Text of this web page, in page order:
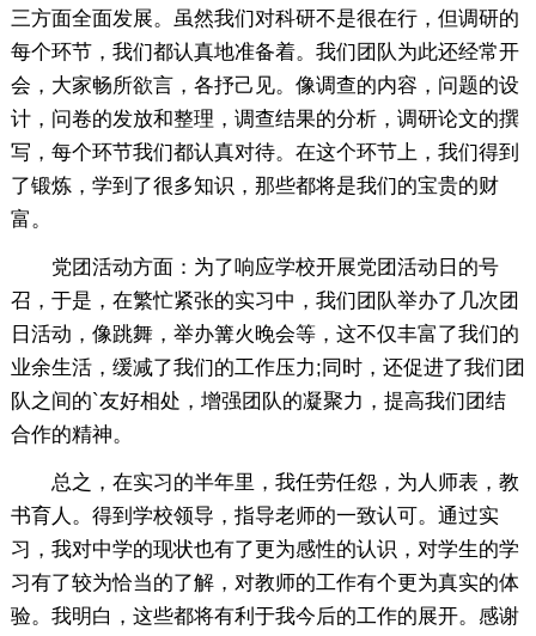
三方面全面发展。虽然我们对科研不是很在行，但调研的
每个环节，我们都认真地准备着。我们团队为此还经常开
会，大家畅所欲言，各抒己见。像调查的内容，问题的设
计，问卷的发放和整理，调查结果的分析，调研论文的撰
写，每个环节我们都认真对待。在这个环节上，我们得到
了锻炼，学到了很多知识，那些都将是我们的宝贵的财
富。
党团活动方面：为了响应学校开展党团活动日的号
召，于是，在繁忙紧张的实习中，我们团队举办了几次团
日活动，像跳舞，举办篝火晚会等，这不仅丰富了我们的
业余生活，缓减了我们的工作压力;同时，还促进了我们团
队之间的`友好相处，增强团队的凝聚力，提高我们团结
合作的精神。
总之，在实习的半年里，我任劳任怨，为人师表，教
书育人。得到学校领导，指导老师的一致认可。通过实
习，我对中学的现状也有了更为感性的认识，对学生的学
习有了较为恰当的了解，对教师的工作有个更为真实的体
验。我明白，这些都将有利于我今后的工作的展开。感谢